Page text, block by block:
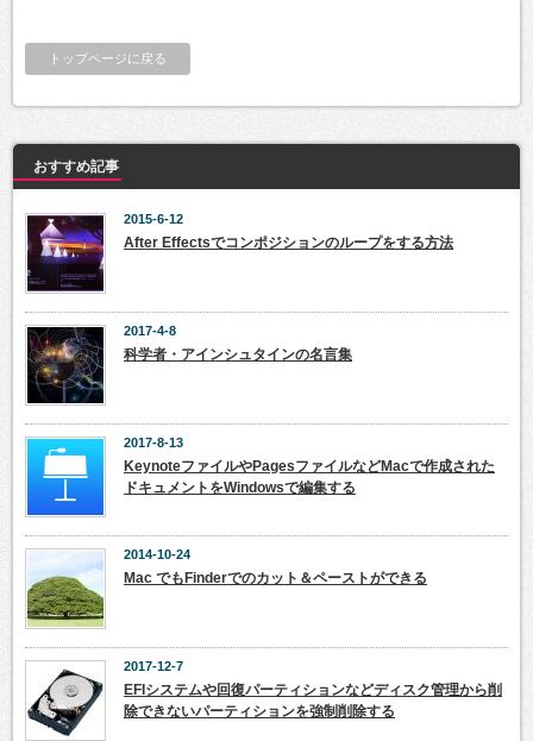
トップページに戻る
おすすめ記事
2015-6-12
After Effectsでコンポジションのループをする方法
2017-4-8
科学者・アインシュタインの名言集
2017-8-13
KeynoteファイルやPagesファイルなどMacで作成された
ドキュメントをWindowsで編集する
2014-10-24
Mac でもFinderでのカット＆ペーストができる
2017-12-7
EFIシステムや回復パーティションなどディスク管理から削
除できないパーティションを強制削除する